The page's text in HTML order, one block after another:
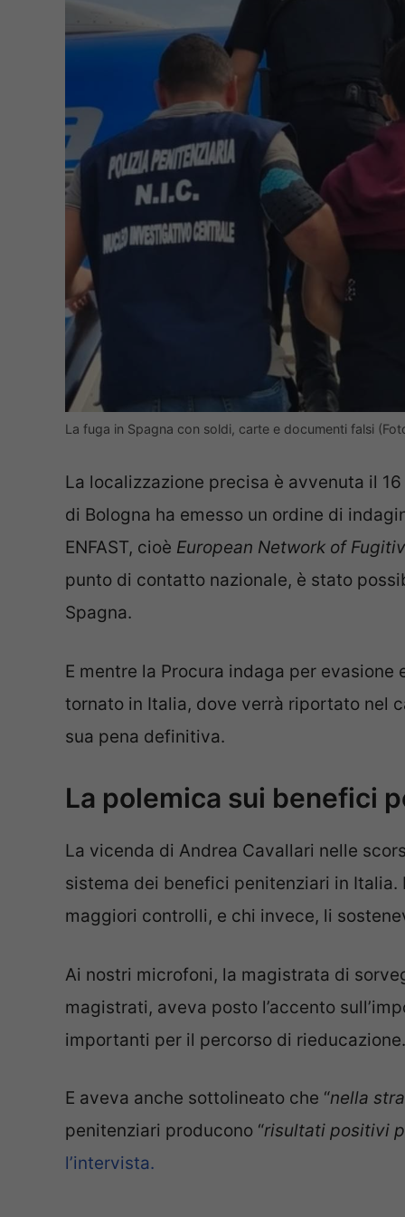
La fuga in Spagna con soldi, carte e documenti falsi
La localizzazione precisa è avvenuta il
di Bologna ha emesso un ordine di
ENFAST, cioè European Network of
punto di contatto nazionale, è stato
Spagna.
E mentre la Procura indaga per
tornato in Italia, dove verrà riportato nel
sua pena definitiva.
La polemica sui benefici
La vicenda di Andrea Cavallari nelle
sistema dei benefici penitenziari in
maggiori controlli, e chi invece, li
Ai nostri microfoni, la magistrata di
magistrati, aveva posto l’accento
importanti per il percorso di rieducazione.
E aveva anche sottolineato che “nella
penitenziari producono “risultati positivi
l’intervista.